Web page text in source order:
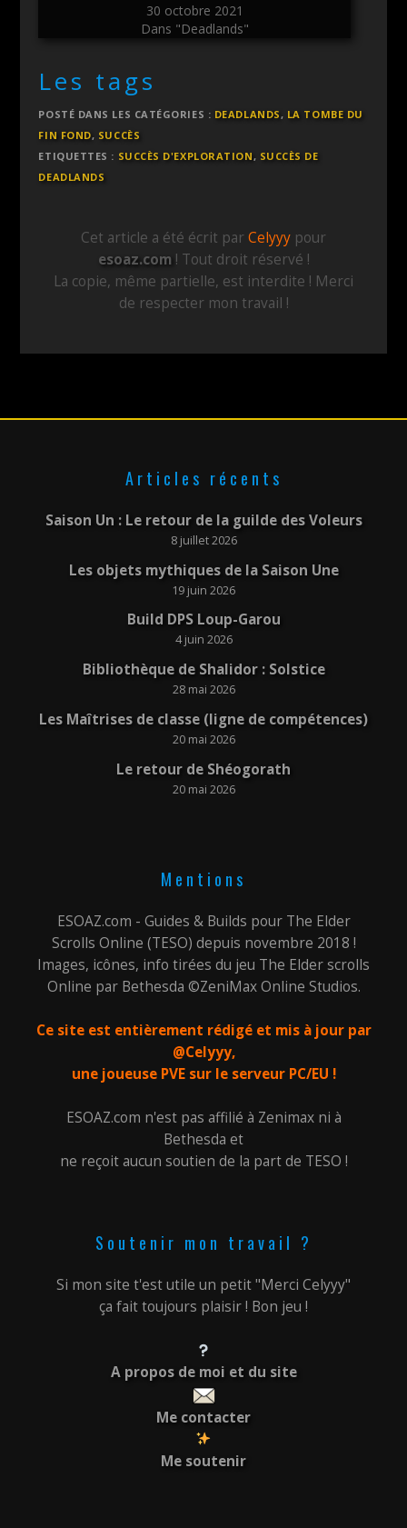
30 octobre 2021
Dans "Deadlands"
Les tags
POSTÉ DANS LES CATÉGORIES : DEADLANDS, LA TOMBE DU
FIN FOND, SUCCÈS
ETIQUETTES : SUCCÈS D'EXPLORATION, SUCCÈS DE
DEADLANDS
Cet article a été écrit par Celyyy pour
esoaz.com ! Tout droit réservé !
La copie, même partielle, est interdite ! Merci
de respecter mon travail !
Articles récents
Saison Un : Le retour de la guilde des Voleurs
8 juillet 2026
Les objets mythiques de la Saison Une
19 juin 2026
Build DPS Loup-Garou
4 juin 2026
Bibliothèque de Shalidor : Solstice
28 mai 2026
Les Maîtrises de classe (ligne de compétences)
20 mai 2026
Le retour de Shéogorath
20 mai 2026
Mentions
ESOAZ.com - Guides & Builds pour The Elder
Scrolls Online (TESO) depuis novembre 2018 !
Images, icônes, info tirées du jeu The Elder scrolls
Online par Bethesda ©ZeniMax Online Studios.
Ce site est entièrement rédigé et mis à jour par
@Celyyy,
une joueuse PVE sur le serveur PC/EU !
ESOAZ.com n'est pas affilié à Zenimax ni à
Bethesda et
ne reçoit aucun soutien de la part de TESO !
Soutenir mon travail ?
Si mon site t'est utile un petit "Merci Celyyy"
ça fait toujours plaisir ! Bon jeu !
A propos de moi et du site
Me contacter
Me soutenir